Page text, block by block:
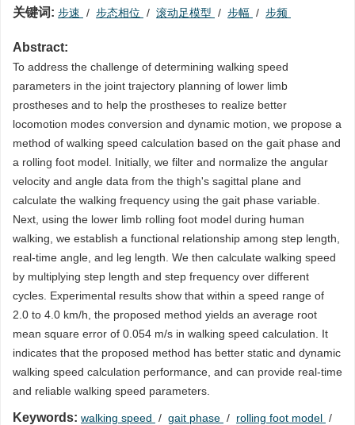
关键词: 步速 / 步态相位 / 滚动足模型 / 步幅 / 步频
Abstract:
To address the challenge of determining walking speed
parameters in the joint trajectory planning of lower limb
prostheses and to help the prostheses to realize better
locomotion modes conversion and dynamic motion, we propose a
method of walking speed calculation based on the gait phase and
a rolling foot model. Initially, we filter and normalize the angular
velocity and angle data from the thigh's sagittal plane and
calculate the walking frequency using the gait phase variable.
Next, using the lower limb rolling foot model during human
walking, we establish a functional relationship among step length,
real-time angle, and leg length. We then calculate walking speed
by multiplying step length and step frequency over different
cycles. Experimental results show that within a speed range of
2.0 to 4.0 km/h, the proposed method yields an average root
mean square error of 0.054 m/s in walking speed calculation. It
indicates that the proposed method has better static and dynamic
walking speed calculation performance, and can provide real-time
and reliable walking speed parameters.
Keywords: walking speed / gait phase / rolling foot model /